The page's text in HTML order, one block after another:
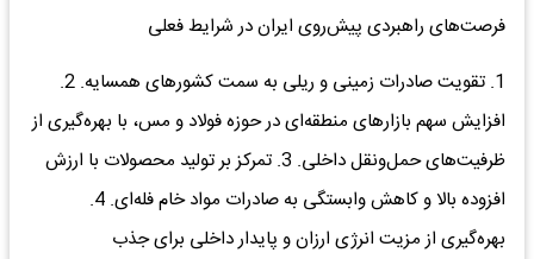
فرصت‌های راهبردی پیش‌روی ایران در شرایط فعلی
1. تقویت صادرات زمینی و ریلی به سمت کشورهای همسایه. 2.
افزایش سهم بازارهای منطقه‌ای در حوزه فولاد و مس، با بهره‌گیری از
ظرفیت‌های حمل‌ونقل داخلی. 3. تمرکز بر تولید محصولات با ارزش
افزوده بالا و کاهش وابستگی به صادرات مواد خام فله‌ای. 4.
بهره‌گیری از مزیت انرژی ارزان و پایدار داخلی برای جذب